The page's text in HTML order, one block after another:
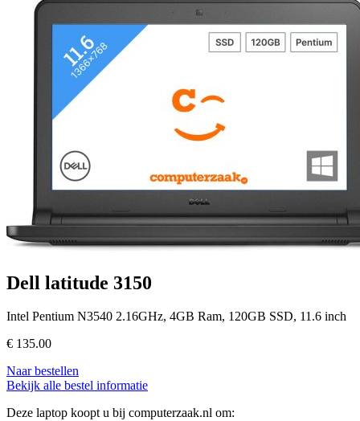
Dell latitude 3150
Intel Pentium N3540 2.16GHz, 4GB Ram, 120GB SSD, 11.6 inch
€ 135.00
Naar bestellen
Bekijk alle bestel informatie
Deze laptop koopt u bij computerzaak.nl om: